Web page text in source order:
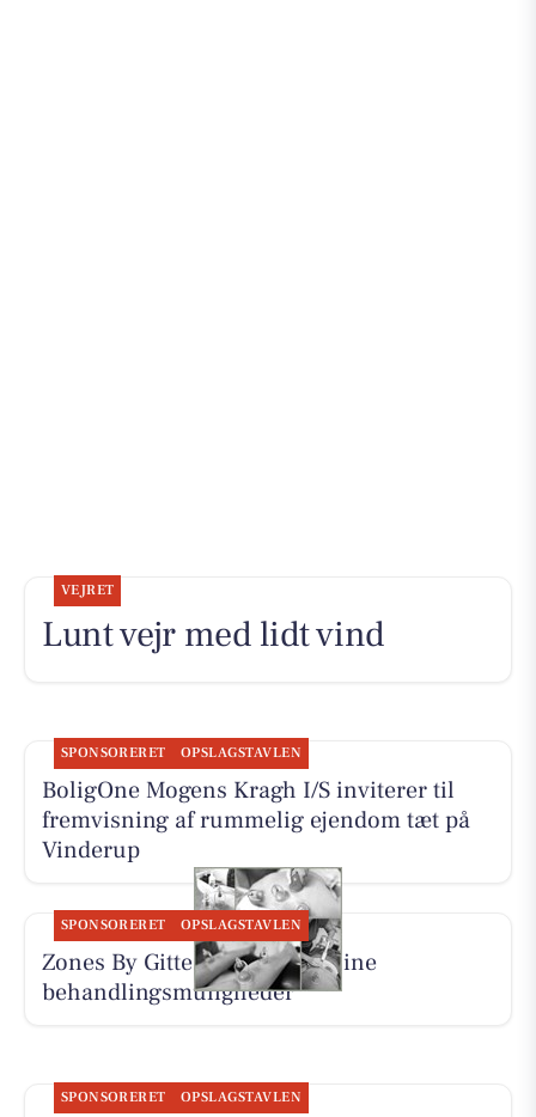
VEJRET
Lunt vejr med lidt vind
SPONSORERET OPSLAGSTAVLEN
BoligOne Mogens Kragh I/S inviterer til
fremvisning af rummelig ejendom tæt på
Vinderup
SPONSORERET OPSLAGSTAVLEN
Zones By Gitte præsenterer sine
behandlingsmuligheder
SPONSORERET OPSLAGSTAVLEN